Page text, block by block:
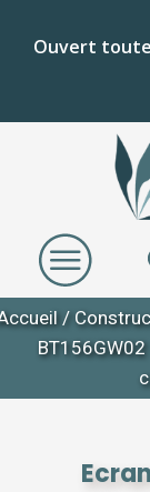
Ouvert toute
/